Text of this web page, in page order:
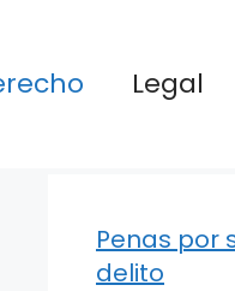
Legal
Penas por
delito